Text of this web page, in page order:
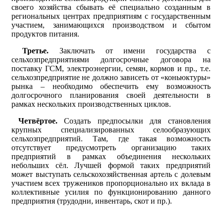
своего хозяйства сбывать её специально созданным в
региональных центрах предприятиям с государственным
участием, занимающихся производством и сбытом
продуктов питания.
Третье.Заключать от имени государства с
сельхозпредприятиями долгосрочные договора на
поставку ГСМ, электроэнергии, семян, кормов и пр., т.е.
сельхозпредприятие не должно зависеть от «коньюктуры»
рынка – необходимо обеспечить ему возможность
долгосрочного планирования своей деятельности в
рамках нескольких производственных циклов.
Четвёртое.Создать предпосылки для становления
крупных специализированных селообразующих
сельхозпредприятий. Там, где такая возможность
отсутствует предусмотреть организацию таких
предприятий в рамках объединения нескольких
небольших сёл. Лучшей формой таких предприятий
может выступать сельскохозяйственная артель с долевым
участием всех тружеников пропорционально их вклада в
коллективные усилия по функционированию данного
предприятия (трудодни, инвентарь, скот и пр.).